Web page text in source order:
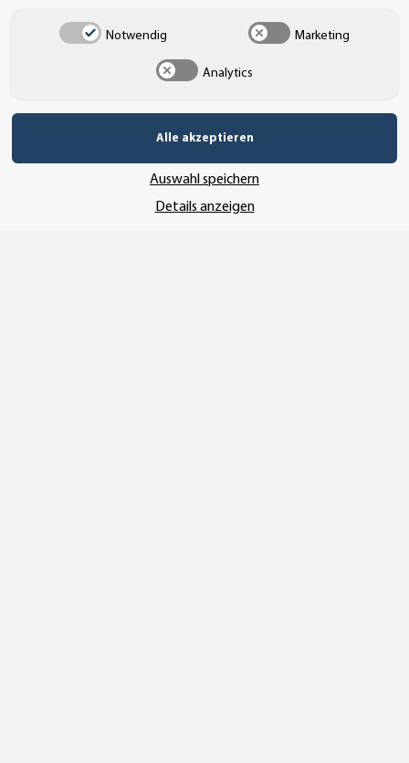
SSL-Verschlüsselung
Notwendig Marketing
Analytics
Alle akzeptieren
Auswahl speichern
Details anzeigen